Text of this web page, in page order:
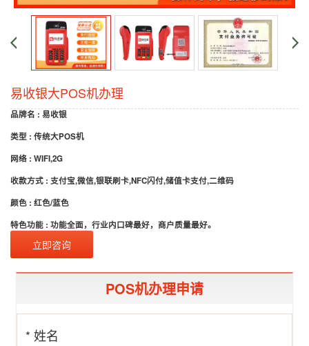
易收银大POS机办理
品牌名 : 易收银
类型 : 传统大POS机
网络 : WIFI,2G
收款方式 : 支付宝,微信,银联刷卡,NFC闪付,储值卡支付,二维码
颜色 : 红色/蓝色
特色功能 : 功能全面，行业内口碑最好，商户质量最好。
立即咨询
POS机办理申请
* 姓名